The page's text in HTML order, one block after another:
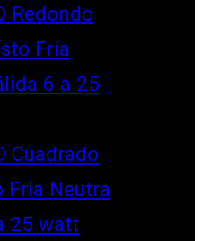
Redondo
Fría
6 a 25
Cuadrado
Fría Neutra
25 watt